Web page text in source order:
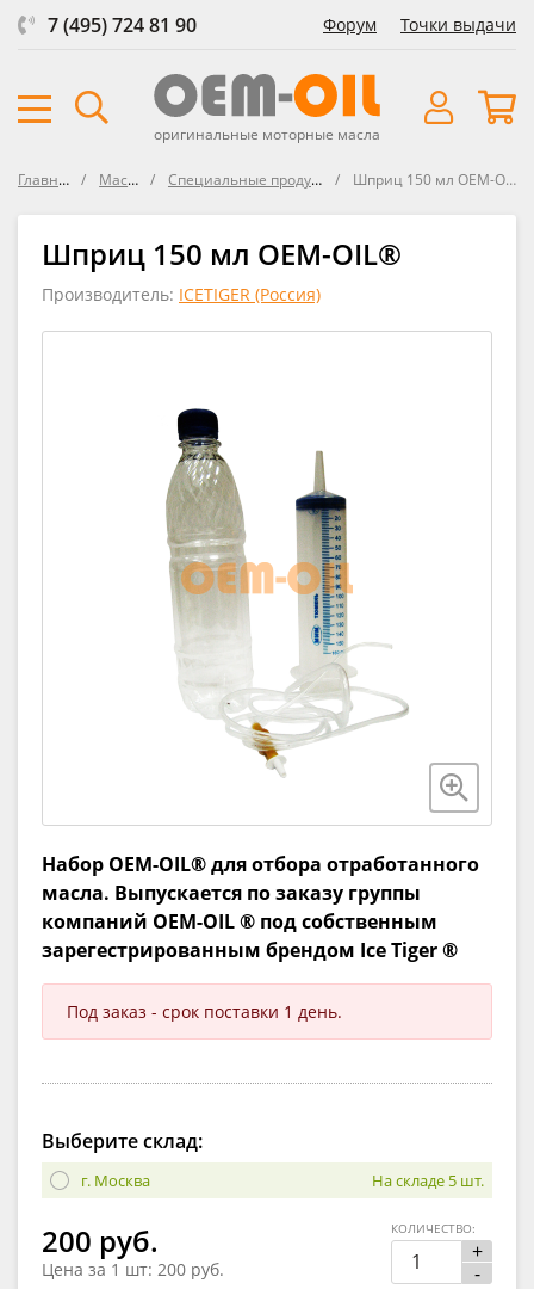
7 (495) 724 81 90 Форум Точки выдачи
оригинальные моторные масла
Главная Масла Специальные продукты Шприц 150 мл OEM-OIL®
Шприц 150 мл OEM-OIL®
Производитель: ICETIGER (Россия)
Набор OEM-OIL® для отбора отработанного
масла. Выпускается по заказу группы
компаний OEM-OIL ® под собственным
зарегестрированным брендом Ice Tiger ®
Под заказ - срок поставки 1 день.
Выберите склад:
г. Москва На складе 5 шт.
200 руб.
Цена за 1 шт: 200 руб.
+
-
КОЛИЧЕСТВО: